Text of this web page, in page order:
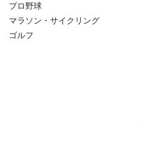
プロ野球
マラソン・サイクリング
ゴルフ